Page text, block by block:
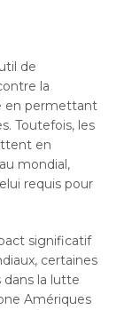
de
la
en permettant
Toutefois, les
en
mondial,
requis pour
significatif
certaines
dans la lutte
Amériques